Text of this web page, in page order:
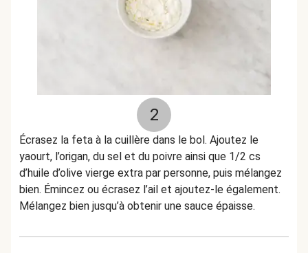
2
Écrasez la feta à la cuillère dans le bol. Ajoutez le
yaourt, l’origan, du sel et du poivre ainsi que 1/2 cs
d’huile d’olive vierge extra par personne, puis mélangez
bien. Émincez ou écrasez l’ail et ajoutez-le également.
Mélangez bien jusqu’à obtenir une sauce épaisse.